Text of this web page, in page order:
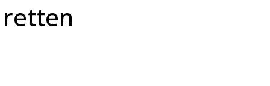
retten